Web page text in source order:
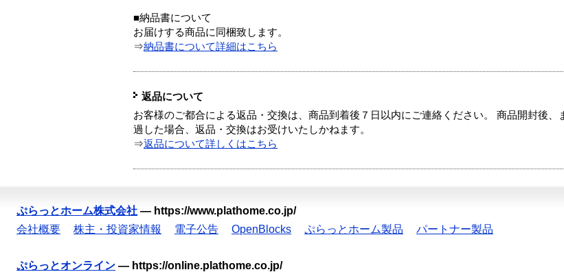
■納品書について
お届けする商品に同梱致します。
⇒納品書について詳細はこちら
返品について
お客様のご都合による返品・交換は、商品到着後７日以内にご連絡ください。 商品開封後、
過した場合、返品・交換はお受けいたしかねます。
⇒返品について詳しくはこちら
ぷらっとホーム株式会社 — https://www.plathome.co.jp/
会社概要
株主・投資家情報 電子公告 OpenBlocks ぷらっとホーム製品 パートナー製品
ぷらっとオンライン — https://online.plathome.co.jp/